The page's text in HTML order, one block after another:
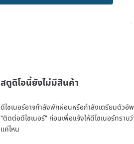
สตูดิโอนี้ยังไม่มีสินค้า
ดีไซเนอร์อาจกำลังพักผ่อนหรือกำลังเตรียมตัวอั
"ติดต่อดีไซเนอร์" ก่อนเพื่อแจ้งให้ดีไซเนอร์ทรา
แค่ไหน